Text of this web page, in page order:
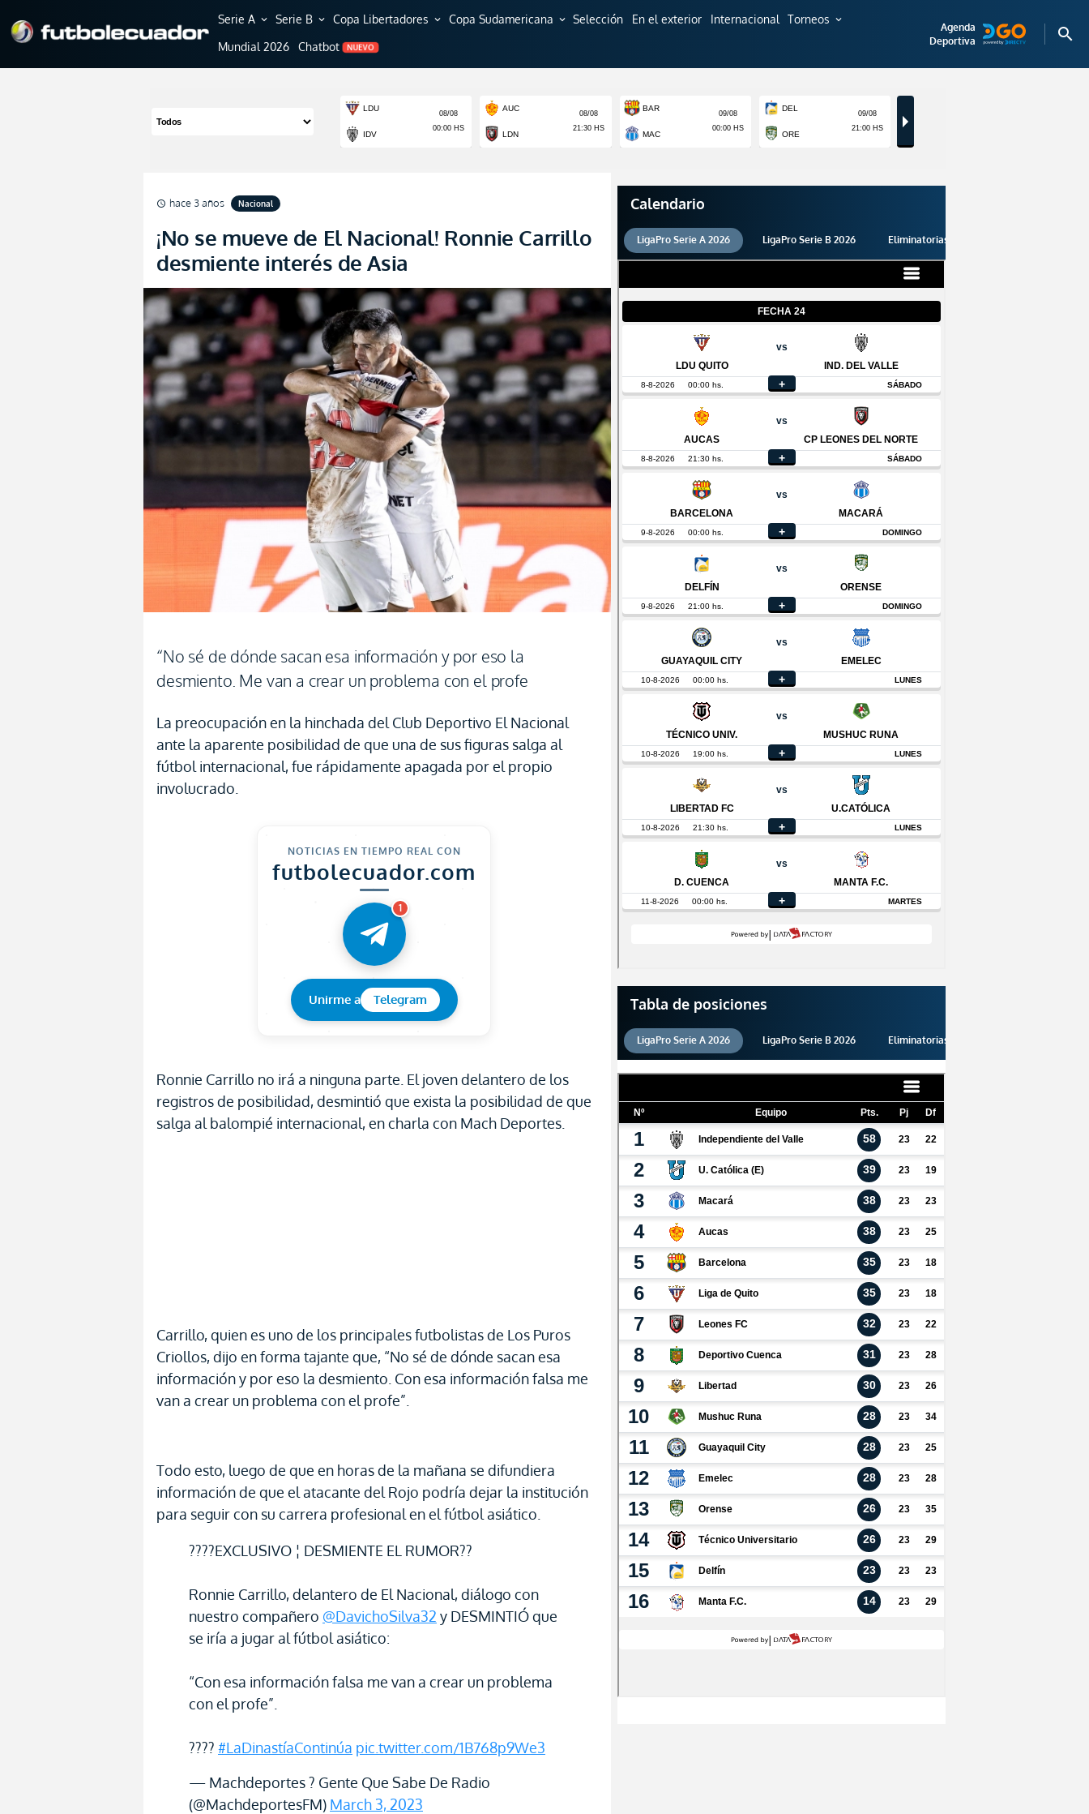
Serie A expand_more Serie B expand_more Copa Libertadores expand_more Copa Sudamericana expand_more Selección En el exterior Internacional Torneos expand_more
Mundial 2026 Chatbot NUEVO
Agenda
Deportiva
search
schedule hace 3 años Nacional
¡No se mueve de El Nacional! Ronnie Carrillo
desmiente interés de Asia
“No sé de dónde sacan esa información y por eso la
desmiento. Me van a crear un problema con el profe
La preocupación en la hinchada del Club Deportivo El Nacional
ante la aparente posibilidad de que una de sus figuras salga al
fútbol internacional, fue rápidamente apagada por el propio
involucrado.
NOTICIAS EN TIEMPO REAL CON
futbolecuador.com
1
Unirme a Telegram
Ronnie Carrillo no irá a ninguna parte. El joven delantero de los
registros de posibilidad, desmintió que exista la posibilidad de que
salga al balompié internacional, en charla con Mach Deportes.
Carrillo, quien es uno de los principales futbolistas de Los Puros
Criollos, dijo en forma tajante que, “No sé de dónde sacan esa
información y por eso la desmiento. Con esa información falsa me
van a crear un problema con el profe”.
Todo esto, luego de que en horas de la mañana se difundiera
información de que el atacante del Rojo podría dejar la institución
para seguir con su carrera profesional en el fútbol asiático.
????EXCLUSIVO ¦ DESMIENTE EL RUMOR??
Ronnie Carrillo, delantero de El Nacional, diálogo con
nuestro compañero @DavichoSilva32 y DESMINTIÓ que
se iría a jugar al fútbol asiático:
“Con esa información falsa me van a crear un problema
con el profe”.
???? #LaDinastíaContinúa pic.twitter.com/1B768p9We3
— Machdeportes ? Gente Que Sabe De Radio
(@MachdeportesFM) March 3, 2023
Calendario
LigaPro Serie A 2026 LigaPro Serie B 2026 Eliminatorias 2026
Tabla de posiciones
LigaPro Serie A 2026 LigaPro Serie B 2026 Eliminatorias 2026